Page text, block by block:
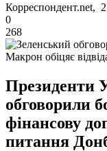
Корреспондент.net,
0
268
Макрон обіцяє
Президенти
обговорили
фінансову
питання